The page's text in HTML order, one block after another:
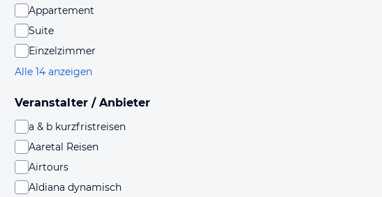
Appartement
Suite
Einzelzimmer
Alle 14 anzeigen
Veranstalter / Anbieter
a & b kurzfristreisen
Aaretal Reisen
Airtours
Aldiana dynamisch